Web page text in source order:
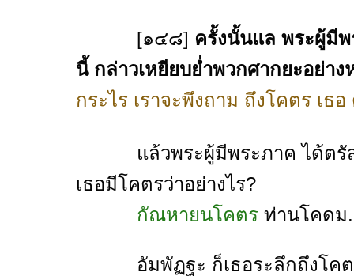
[๑๔๘] ครั้งนั้นแล พระผู้มี
นี้ กล่าวเหยียบย่ำพวกศากยะอย่าง
กระไร เราจะพึงถาม ถึงโคตร เธอ
แล้วพระผู้มีพระภาค ได้ตรัส
เธอมีโคตรว่าอย่างไร?
กัณหายนโคตร ท่านโคดม.
อัมพัฏฐะ ก็เธอระลึกถึงโคตร